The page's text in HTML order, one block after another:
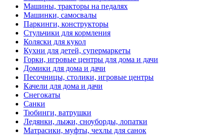
Машины, тракторы на педалях
Машинки, самосвалы
Паркинги, конструкторы
Стульчики для кормления
Коляски для кукол
Кухни для детей, супермаркеты
Горки, игровые центры для дома и дачи
Домики для дома и дачи
Песочницы, столики, игровые центры
Качели для дома и дачи
Снегокаты
Санки
Тюбинги, ватрушки
Ледянки, лыжи, сноуборды, лопатки
Матрасики, муфты, чехлы для санок